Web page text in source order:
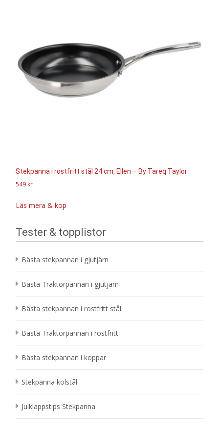
Stekpanna i rostfritt stål 24 cm, Ellen – By Tareq Taylor
549 kr
Läs mera & köp
Tester & topplistor
Bästa stekpannan i gjutjärn
Bästa Traktörpannan i gjutjärn
Bästa stekpannan i rostfritt stål.
Bästa Traktörpannan i rostfritt
Bästa stekpannan i koppar
Stekpanna kolstål
Julklappstips Stekpanna